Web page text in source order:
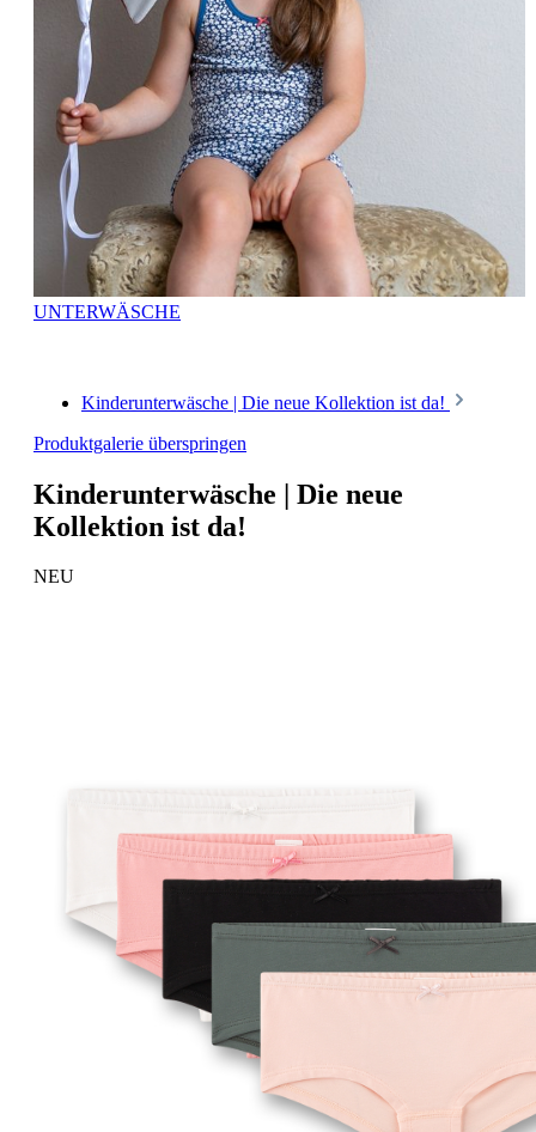
UNTERWÄSCHE
Kinderunterwäsche | Die neue Kollektion ist da!
Produktgalerie überspringen
Kinderunterwäsche | Die neue
Kollektion ist da!
NEU